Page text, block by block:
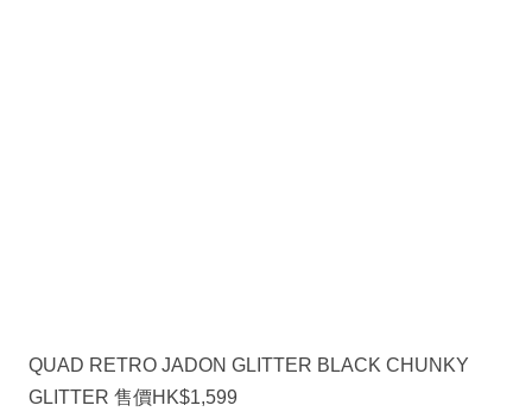
QUAD RETRO JADON GLITTER BLACK CHUNKY
GLITTER 售價HK$1,599